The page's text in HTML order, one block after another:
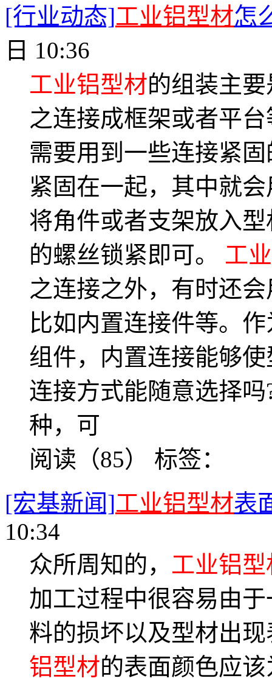
[行业动态]工业铝型材怎
日 10:36
工业铝型材的组装主
之连接成框架或者平
需要用到一些连接紧
紧固在一起，其中就
将角件或者支架放入
的螺丝锁紧即可。 工
之连接之外，有时还
比如内置连接件等。
组件，内置连接能够
连接方式能随意选择
种，可
阅读（85） 标签：
[宏基新闻]工业铝型材表
10:34
众所周知的， 工业铝型
加工过程中很容易由
料的损坏以及型材出
铝型材的表面颜色应